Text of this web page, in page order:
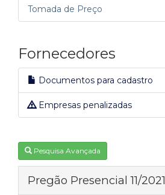
Tomada de Preço
Fornecedores
Documentos para cadastro
Empresas penalizadas
Pesquisa Avançada
Pregão Presencial 11/2021